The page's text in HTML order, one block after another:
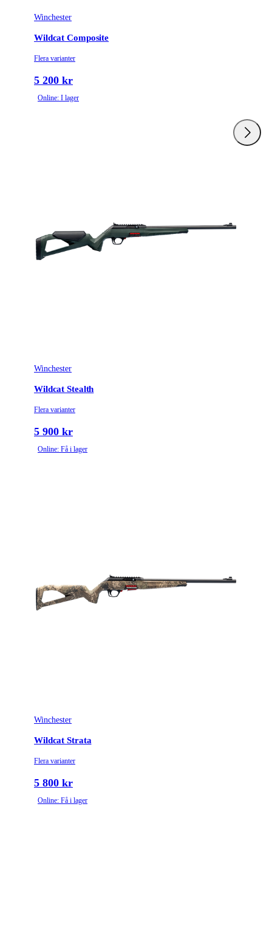
Winchester
Wildcat Composite
Flera varianter
5 200 kr
Online: I lager
Winchester
Wildcat Stealth
Flera varianter
5 900 kr
Online: Få i lager
Winchester
Wildcat Strata
Flera varianter
5 800 kr
Online: Få i lager